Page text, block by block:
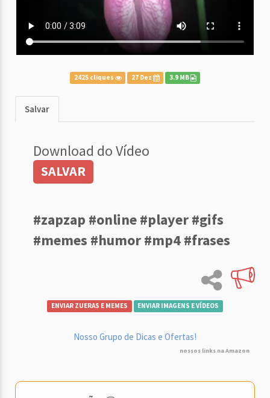
2425 cliques 27 Dez 3.9 MB
Salvar
Download do Vídeo
SALVAR
#zapzap #online #player #gifs
#memes #humor #mp4 #frases
ENVIAR ZUERAS E MEMES ENVIAR IMAGENS E VÍDEOS
Nosso Grupo de Dicas e Ofertas!
nossos links na Amazon